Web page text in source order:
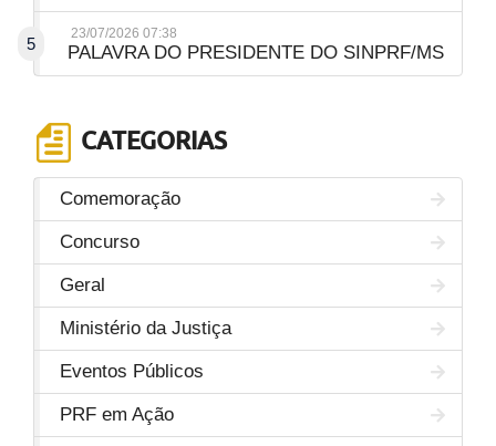
5
23/07/2026 07:38
PALAVRA DO PRESIDENTE DO SINPRF/MS
CATEGORIAS
Comemoração
Concurso
Geral
Ministério da Justiça
Eventos Públicos
PRF em Ação